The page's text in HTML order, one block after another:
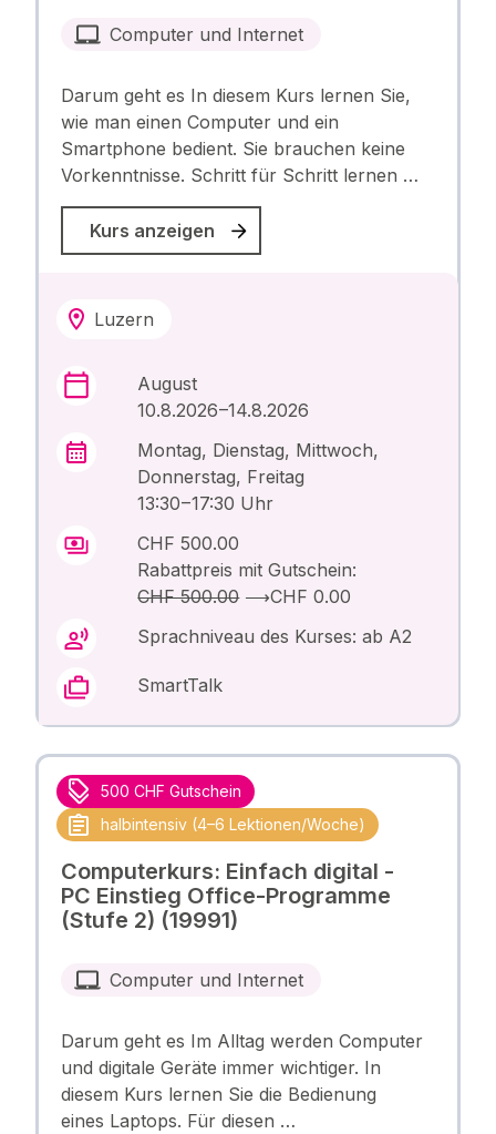
Computer und Internet
Darum geht es In diesem Kurs lernen Sie,
wie man einen Computer und ein
Smartphone bedient. Sie brauchen keine
Vorkenntnisse. Schritt für Schritt lernen …
Kurs anzeigen
Luzern
August
10.8.2026 –14.8.2026
Montag, Dienstag, Mittwoch,
Donnerstag, Freitag
13:30 – 17:30 Uhr
CHF 500.00
Rabattpreis mit Gutschein:
CHF 500.00⟶CHF 0.00
Sprachniveau des Kurses: ab A2
SmartTalk
500 CHF Gutschein
halbintensiv (4–6 Lektionen/Woche)
Computerkurs: Einfach digital -
PC Einstieg Office-Programme
(Stufe 2) (19991)
Computer und Internet
Darum geht es Im Alltag werden Computer
und digitale Geräte immer wichtiger. In
diesem Kurs lernen Sie die Bedienung
eines Laptops. Für diesen …